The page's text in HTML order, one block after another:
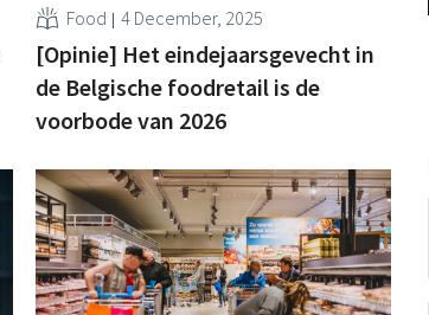
Food 4 December, 2025
[Opinie] Het eindejaarsgevecht in
de Belgische foodretail is de
voorbode van 2026